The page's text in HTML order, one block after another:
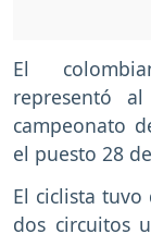
El
representó
al
campeonato
el puesto 28
El ciclista
dos circuitos